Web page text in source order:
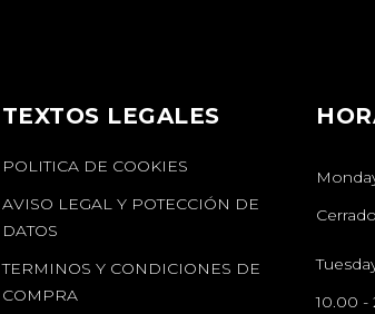
TEXTOS LEGALES
POLITICA DE COOKIES
AVISO LEGAL Y POTECCIÓN DE
DATOS
TERMINOS Y CONDICIONES DE
COMPRA
Cerrado
10.00 -